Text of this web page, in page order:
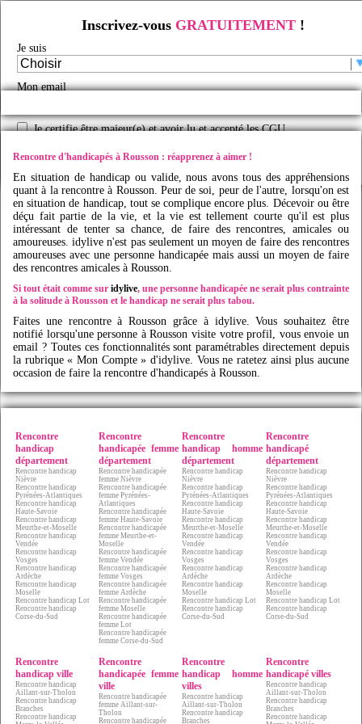
Inscrivez-vous GRATUITEMENT !
Je suis
Mon email
Je certifie être majeur(e) et avoir lu et accepté lesCGU
Créer mon profil
Rencontre handicap/Rencontre handicap en France/Rencontre handicapés/Rencontre
handicapés Bourgogne
Faites des rencontres handicap à Rousson avec
Rencontre d'handicapés à Rousson : réapprenez à aimer !
En situation de handicap ou valide, nous avons tous des appréhensions
quant à la rencontre à Rousson. Peur de soi, peur de l'autre, lorsqu'on est
en situation de handicap, tout se complique encore plus. Décevoir ou être
déçu fait partie de la vie, et la vie est tellement courte qu'il est plus
intéressant de tenter sa chance, de faire des rencontres, amicales ou
amoureuses.idylive n'est pas seulement un moyen de faire des rencontres
amoureuses avec une personne handicapée mais aussi un moyen de faire
des rencontres amicales à Rousson.
Si tout était comme sur idylive, une personne handicapée ne serait plus contrainte
à la solitude à Rousson et le handicap ne serait plus tabou.
Faites une rencontre à Rousson grâce à idylive. Vous souhaitez être
notifié lorsqu'une personne à Rousson visite votre profil, vous envoie un
email ? Toutes ces fonctionnalités sont paramétrables directement depuis
la rubrique « Mon Compte » d'idylive. Vous ne ratetez ainsi plus aucune
occasion de faire la rencontre d'handicapés à Rousson.
Rencontre
handicap
département
Rencontre handicap
Nièvre
Rencontre handicap
Pyrénées-Atlantiques
Rencontre handicap
Haute-Savoie
Rencontre handicap
Meurthe-et-Moselle
Rencontre handicap
Vendée
Rencontre handicap
Vosges
Rencontre handicap
Ardèche
Rencontre handicap
Moselle
Rencontre handicap Lot
Rencontre handicap
Corse-du-Sud
Rencontre
handicapée femme
département
Rencontre handicapée
femme Nièvre
Rencontre handicapée
femme Pyrénées-
Atlantiques
Rencontre handicapée
femme Haute-Savoie
Rencontre handicapée
femme Meurthe-et-
Moselle
Rencontre handicapée
femme Vendée
Rencontre handicapée
femme Vosges
Rencontre handicapée
femme Ardèche
Rencontre handicapée
femme Moselle
Rencontre handicapée
femme Lot
Rencontre handicapée
femme Corse-du-Sud
Rencontre
handicap homme
département
Rencontre handicap
Nièvre
Rencontre handicap
Pyrénées-Atlantiques
Rencontre handicap
Haute-Savoie
Rencontre handicap
Meurthe-et-Moselle
Rencontre handicap
Vendée
Rencontre handicap
Vosges
Rencontre handicap
Ardèche
Rencontre handicap
Moselle
Rencontre handicap Lot
Rencontre handicap
Corse-du-Sud
Rencontre
handicapé
département
Rencontre handicap
Nièvre
Rencontre handicap
Pyrénées-Atlantiques
Rencontre handicap
Haute-Savoie
Rencontre handicap
Meurthe-et-Moselle
Rencontre handicap
Vendée
Rencontre handicap
Vosges
Rencontre handicap
Ardèche
Rencontre handicap
Moselle
Rencontre handicap Lot
Rencontre handicap
Corse-du-Sud
Rencontre
handicap ville
Rencontre handicap
Aillant-sur-Tholon
Rencontre handicap
Branches
Rencontre handicap
Rencontre
handicapée femme
ville
Rencontre handicapée
femme Aillant-sur-
Tholon
Rencontre handicapée
Rencontre
handicap homme
villes
Rencontre handicap
Aillant-sur-Tholon
Rencontre handicap
Branches
Rencontre
handicapé villes
Rencontre handicap
Aillant-sur-Tholon
Rencontre handicap
Branches
Rencontre handicap